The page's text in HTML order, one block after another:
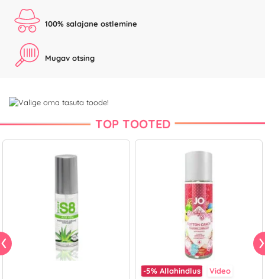
100% salajane ostlemine
Mugav otsing
TOP TOOTED
-5% Allahindlus Video